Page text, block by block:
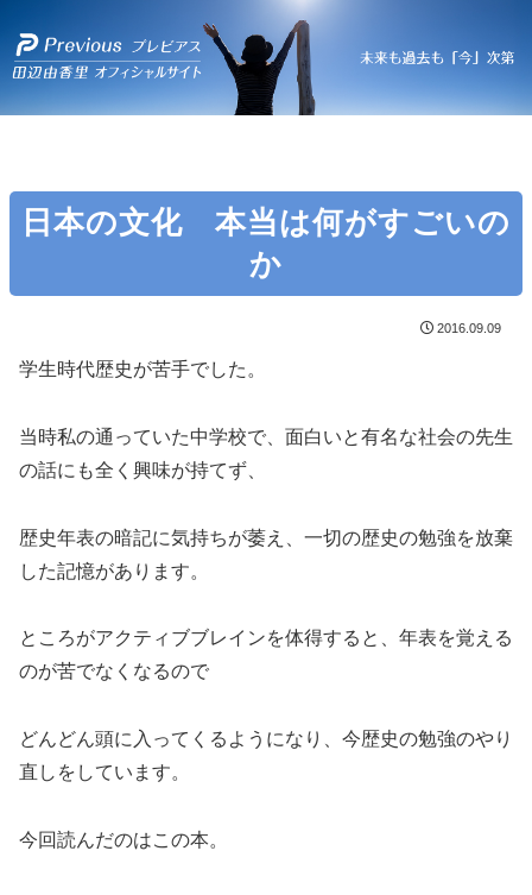
日本の文化 本当は何がすごいの
か
2016.09.09
学生時代歴史が苦手でした。
当時私の通っていた中学校で、面白いと有名な社会の先生
の話にも全く興味が持てず、
歴史年表の暗記に気持ちが萎え、一切の歴史の勉強を放棄
した記憶があります。
ところがアクティブブレインを体得すると、年表を覚える
のが苦でなくなるので
どんどん頭に入ってくるようになり、今歴史の勉強のやり
直しをしています。
今回読んだのはこの本。